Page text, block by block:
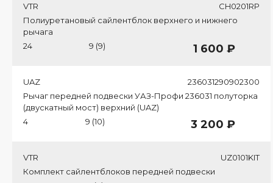
VTR
CH0201RP
Полиуретановый сайлентблок верхнего и нижнего
рычага
24
9 (9) 1 600 ₽
UAZ
236031290902300
Рычаг передней подвески УАЗ-Профи 236031 полуторка
(двускатный мост) верхний (UAZ)
4
9 (10) 3 200 ₽
VTR
UZ0101KIT
Комплект сайлентблоков передней подвески